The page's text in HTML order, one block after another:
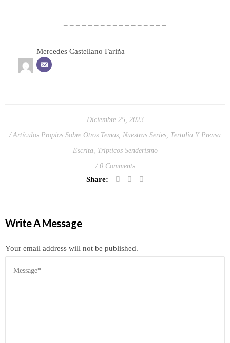
– – – – – – – – – – – – – – – – –
Mercedes Castellano Fariña
Diciembre 25, 2023
Artículos Propios Sobre Otros Temas Nuestras Series Tertulia Y Prensa
Escrita, Trípticos Senderismo
0 Comments
Share:
Write A Message
Your email address will not be published.